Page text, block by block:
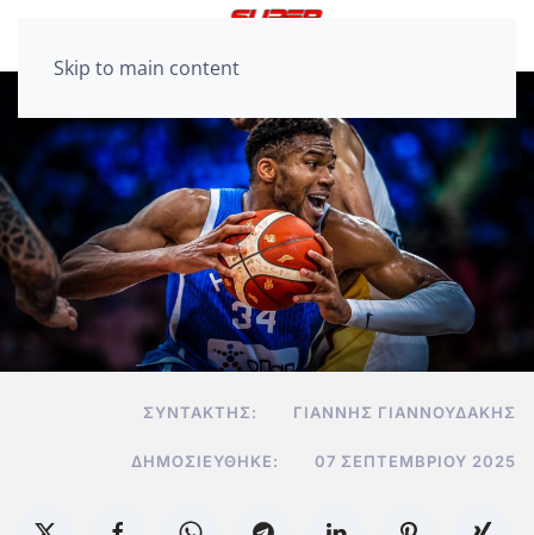
Skip to main content
ΣΥΝΤΆΚΤΗΣ: ΓΙΆΝΝΗΣ ΓΙΑΝΝΟΥΔΆΚΗΣ
ΔΗΜΟΣΙΕΎΘΗΚΕ: 07 ΣΕΠΤΕΜΒΡΊΟΥ 2025